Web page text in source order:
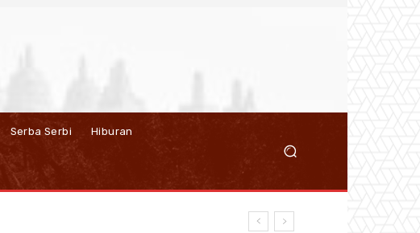
Serba Serbi Hiburan